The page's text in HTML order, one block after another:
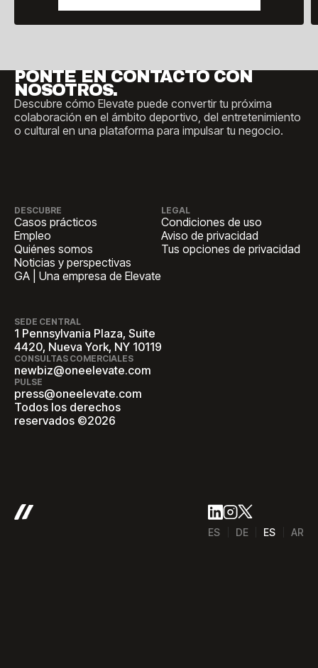
PONTE EN CONTACTO CON
NOSOTROS.
Descubre cómo Elevate puede convertir tu próxima
colaboración en el ámbito deportivo, del entretenimiento
o cultural en una plataforma para impulsar tu negocio.
DESCUBRE
Casos prácticos
Empleo
Quiénes somos
Noticias y perspectivas
GA | Una empresa de Elevate
LEGAL
Condiciones de uso
Aviso de privacidad
Tus opciones de privacidad
SEDE CENTRAL
1 Pennsylvania Plaza, Suite
4420, Nueva York, NY 10119
CONSULTAS COMERCIALES
newbiz@oneelevate.com
PULSE
press@oneelevate.com
Todos los derechos
reservados ©2026
ES DE ES AR